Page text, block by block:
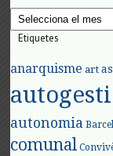
Arxius
Etiquetes
anarquisme art
autonomia
comunal